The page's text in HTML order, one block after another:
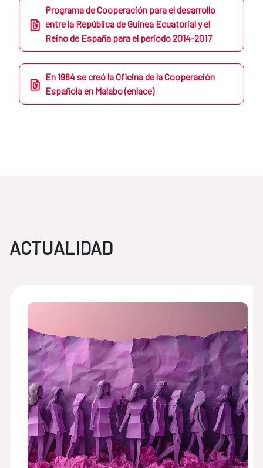
Programa de Cooperación para el desarrollo
entre la República de Guinea Ecuatorial y el
Reino de España para el periodo 2014-2017
En 1984 se creó la Oficina de la Cooperación
Española en Malabo (enlace)
ACTUALIDAD